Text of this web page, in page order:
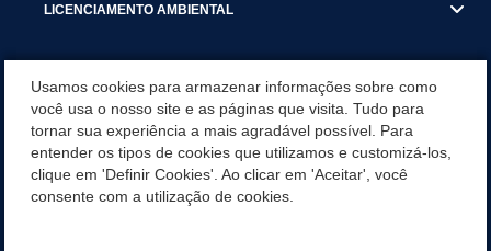
LICENCIAMENTO AMBIENTAL
SERVIÇOS
SERVIÇOS DO DEPARTAMENTO DE RECEITA MUNICIPAL
Usamos cookies para armazenar informações sobre como
você usa o nosso site e as páginas que visita. Tudo para
tornar sua experiência a mais agradável possível. Para
entender os tipos de cookies que utilizamos e customizá-los,
clique em 'Definir Cookies'. Ao clicar em 'Aceitar', você
consente com a utilização de cookies.